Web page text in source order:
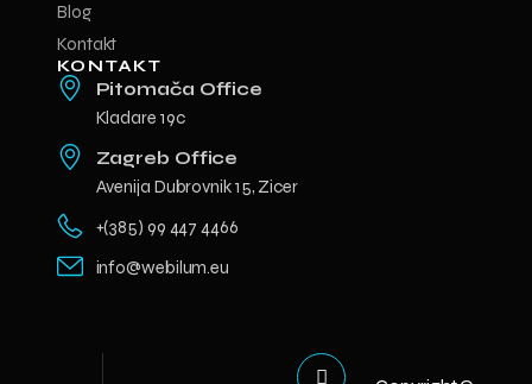
Blog
Kontakt
KONTAKT
Pitomača Office
Kladare 19c
Zagreb Office
Avenija Dubrovnik 15, Zicer
+(385) 99 447 4466
info@webilum.eu